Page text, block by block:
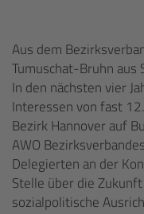
Aus dem
Tumuschat-Bruhn
In den nächsten vier
Interessen von fast
Bezirk Hannover auf
AWO
Delegierten an der
Stelle über die
sozialpolitische